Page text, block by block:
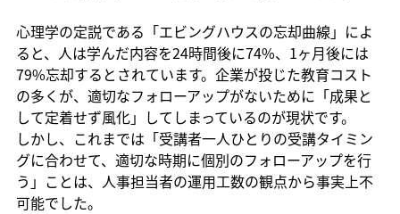
心理学の定説である「エビングハウスの忘却曲線」によ
ると、人は学んだ内容を24時間後に74%、1ヶ月後には
79%忘却するとされています。企業が投じた教育コスト
の多くが、適切なフォローアップがないために「成果と
して定着せず風化」してしまっているのが現状です。
しかし、これまでは「受講者一人ひとりの受講タイミン
グに合わせて、適切な時期に個別のフォローアップを行
う」ことは、人事担当者の運用工数の観点から事実上不
可能でした。